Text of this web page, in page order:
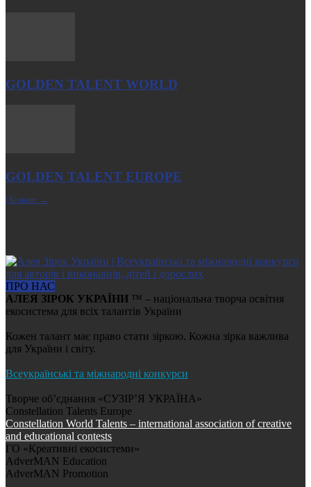
GOLDEN TALENT WORLD
GOLDEN TALENT EUROPE
| Більше →
ПРО НАС
АЛЕЯ ЗІРОК УКРАЇНИ ™ – національна творча освітня
екосистема для всіх талантів України
Кожен талант має право стати зіркою. Кожна зірка важлива
для України і світу.
Всеукраїнські та міжнародні конкурси
Творче об’єднання «СУЗІР’Я УКРАЇНА»
Constellation Talents Europe
Constellation World Talents – international association of creative
and educational contests
ГО «Креативні екосистеми»
AdverMAN Education
AdverMAN Promotion